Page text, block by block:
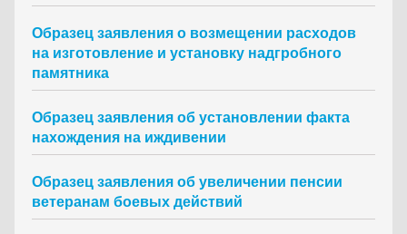
Образец заявления о возмещении расходов
на изготовление и установку надгробного
памятника
Образец заявления об установлении факта
нахождения на иждивении
Образец заявления об увеличении пенсии
ветеранам боевых действий